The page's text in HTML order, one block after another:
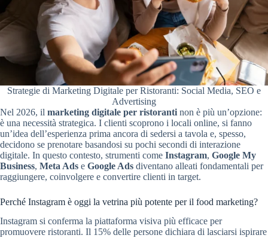
Strategie di Marketing Digitale per Ristoranti: Social Media, SEO e
Advertising
Nel 2026, il marketing digitale per ristoranti non è più un’opzione:
è una necessità strategica. I clienti scoprono i locali online, si fanno
un’idea dell’esperienza prima ancora di sedersi a tavola e, spesso,
decidono se prenotare basandosi su pochi secondi di interazione
digitale. In questo contesto, strumenti come Instagram, Google My
Business, Meta Ads e Google Ads diventano alleati fondamentali per
raggiungere, coinvolgere e convertire clienti in target.
Perché Instagram è oggi la vetrina più potente per il food marketing?
Instagram si conferma la piattaforma visiva più efficace per
promuovere ristoranti. Il 15% delle persone dichiara di lasciarsi ispirare